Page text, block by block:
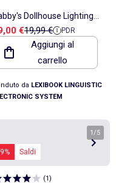
Dollhouse Lighting
con altoparlante
in), melodie ed effetti
di vendita
€Prezzo di riferimento
19,99 € PDR
Aggiungi al
carrello
da LEXIBOOK LINGUISTIC
SYSTEM
Saldi
1 /5
(1)